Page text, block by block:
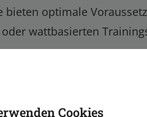
optimale
wattbasierten
Cookies